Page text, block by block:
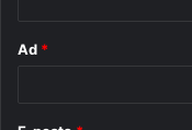
Ad *